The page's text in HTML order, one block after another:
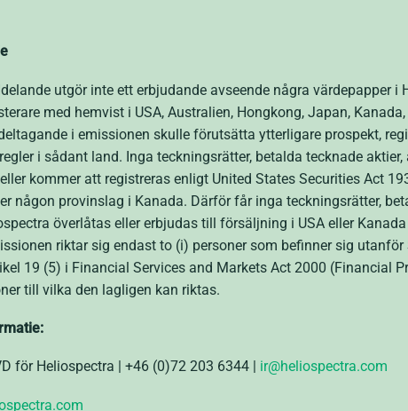
utgör inte ett erbjudande avseende några värdepapper
med hemvist i USA, Australien, Hongkong, Japan,
i emissionen skulle förutsätta ytterligare prospekt,
i sådant land. Inga teckningsrätter, betalda tecknade
kommer att registreras enligt United States Securities Act
någon provinslag i Kanada. Därför får inga teckningsrätter,
överlåtas eller erbjudas till försäljning i USA eller
riktar sig endast to (i) personer som befinner sig
19 (5) i Financial Services and Markets Act 2000 (Financial
till vilka den lagligen kan riktas.
för Heliospectra | +46 (0)72 203 6344 | ir@heliospectra.com